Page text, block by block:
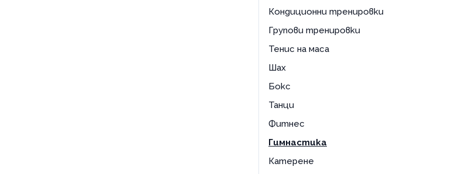
Кондиционни тренировки
Групови тренировки
Тенис на маса
Шах
Бокс
Танци
Фитнес
Гимнастика
Катерене